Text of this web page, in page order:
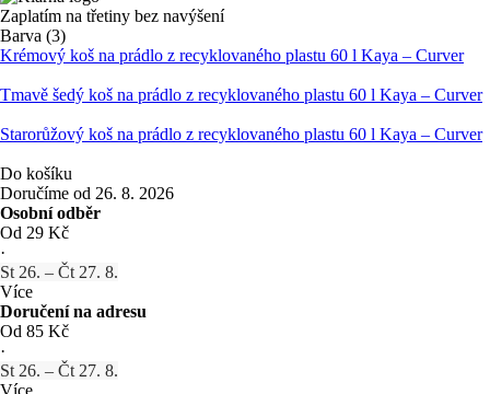
Zaplatím na třetiny bez navýšení
Barva (3)
Krémový koš na prádlo z recyklovaného plastu 60 l Kaya – Curver
Tmavě šedý koš na prádlo z recyklovaného plastu 60 l Kaya – Curver
Starorůžový koš na prádlo z recyklovaného plastu 60 l Kaya – Curver
Do košíku
Doručíme od 26. 8. 2026
Osobní odběr
Od 29 Kč
·
St 26. – Čt 27. 8.
Více
Doručení na adresu
Od 85 Kč
·
St 26. – Čt 27. 8.
Více